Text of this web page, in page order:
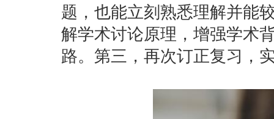
题，也能立刻熟悉理解并能
解学术讨论原理，增强学术
路。第三，再次订正复习，